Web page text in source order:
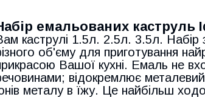
емальованих каструль
каструлі 1.5л. 2.5л. 3.5л.
об'єму для приготування
Вашої кухні. Емаль не
відокремлює
металу в їжу. Це найбільш